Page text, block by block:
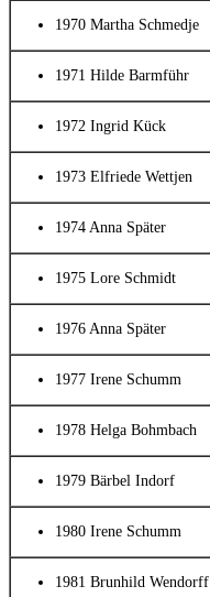
1970 Martha Schmedje
1971 Hilde Barmführ
1972 Ingrid Kück
1973 Elfriede Wettjen
1974 Anna Später
1975 Lore Schmidt
1976 Anna Später
1977 Irene Schumm
1978 Helga Bohmbach
1979 Bärbel Indorf
1980 Irene Schumm
1981 Brunhild Wendorff